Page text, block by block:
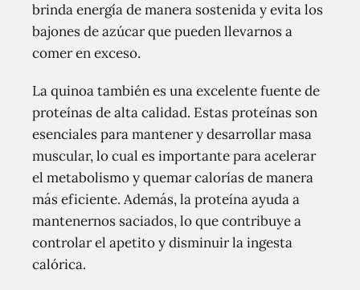
brinda energía de manera sostenida y evita los
bajones de azúcar que pueden llevarnos a
comer en exceso.
La quinoa también es una excelente fuente de
proteínas de alta calidad. Estas proteínas son
esenciales para mantener y desarrollar masa
muscular, lo cual es importante para acelerar
el metabolismo y quemar calorías de manera
más eficiente. Además, la proteína ayuda a
mantenernos saciados, lo que contribuye a
controlar el apetito y disminuir la ingesta
calórica.